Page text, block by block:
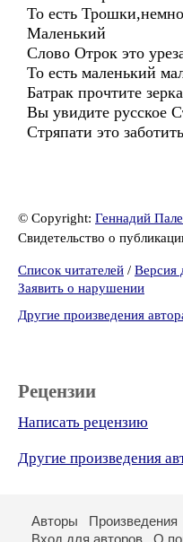
То есть
Маленький
Слово Отрок это
То есть маленький
Батрак прочтите
Вы увидите русское
Стряпати это
© Copyright: Геннадий
Свидетельство о
Список читателей / Версия
Заявить о нарушении
Другие произведения
Рецензии
Написать рецензию
Другие произведения
Авторы Произведения
Вход для авторов
О